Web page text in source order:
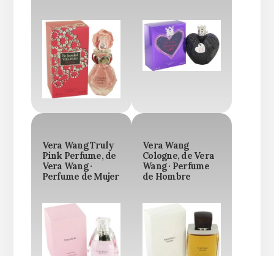
Vera Wang Truly
Pink Perfume, de
Vera Wang ·
Perfume de Mujer
Vera Wang
Cologne, de Vera
Wang · Perfume
de Hombre